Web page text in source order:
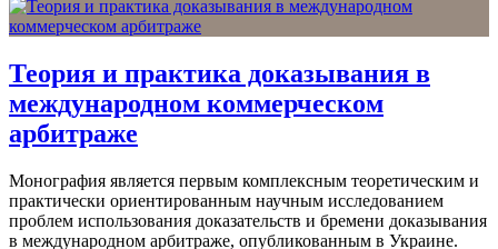
Теория и практика доказывания в
международном коммерческом
арбитраже
Монография является первым комплексным теоретическим и
практически ориентированным научным исследованием
проблем использования доказательств и бремени доказывания
в международном арбитраже, опубликованным в Украине.